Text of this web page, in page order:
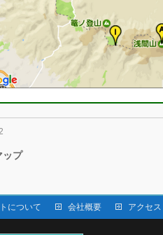
ップ
について 会社概要 アクセス